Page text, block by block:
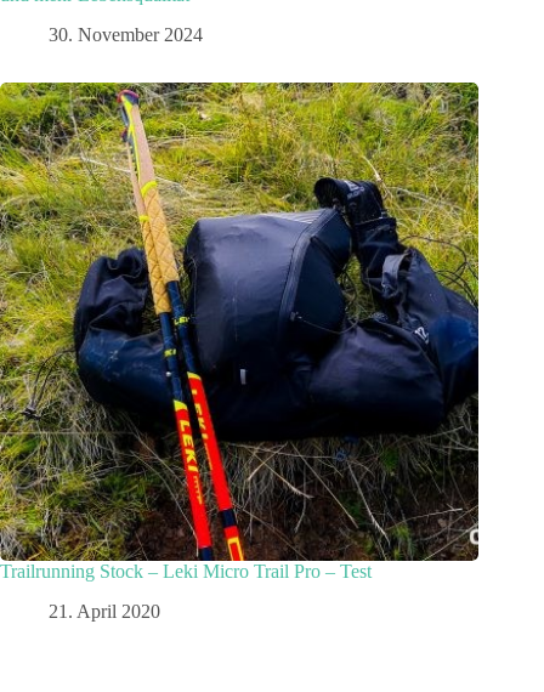
30. November 2024
Trailrunning Stock – Leki Micro Trail Pro – Test
21. April 2020